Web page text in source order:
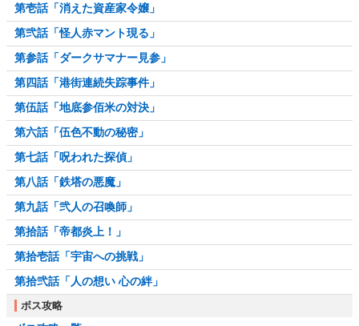
第壱話「消えた資産家令嬢」
第弐話「怪人赤マント現る」
第参話「ダークサマナー見参」
第四話「港街連続失踪事件」
第伍話「地底参佰米の対決」
第六話「伍色不動の秘密」
第七話「呪われた探偵」
第八話「鉄塔の悪魔」
第九話「弐人の召喚師」
第拾話「帝都炎上！」
第拾壱話「宇宙への挑戦」
第拾弐話「人の想い 心の絆」
ボス攻略